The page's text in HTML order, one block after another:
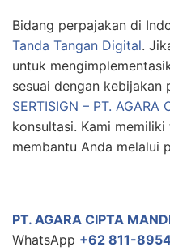
Bidang perpajakan di
Tanda Tangan Digital.
untuk
sesuai dengan kebijakan
SERTISIGN – PT. AGARA
konsultasi. Kami
membantu Anda melalui
PT. AGARA CIPTA
WhatsApp +62 811-